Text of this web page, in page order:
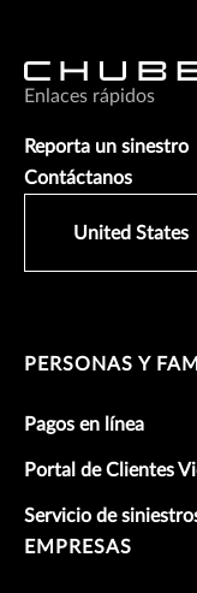
Enlaces rápidos
Reporta un sinestro
Contáctanos
United States
PERSONAS Y
Pagos en línea
Portal de Clientes
Servicio de
EMPRESAS